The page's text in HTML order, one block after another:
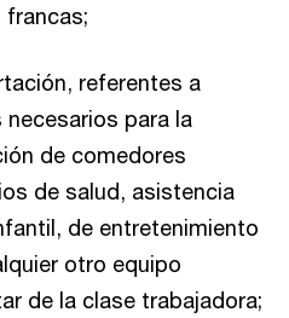
francas;
referentes a
para la
de comedores
de salud, asistencia
de entretenimiento
otro equipo
de la clase trabajadora;